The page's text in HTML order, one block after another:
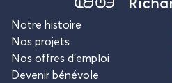
Notre histoire
Nos projets
Nos offres d’emploi
Devenir bénévole